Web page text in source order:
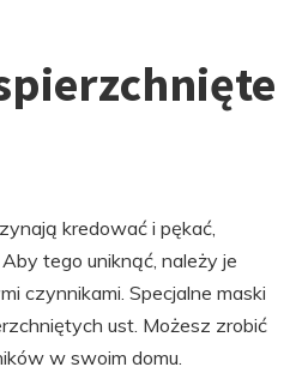
kredować i pękać,
tego uniknąć, należy je
czynnikami. Specjalne maski
ust. Możesz zrobić
w swoim domu.